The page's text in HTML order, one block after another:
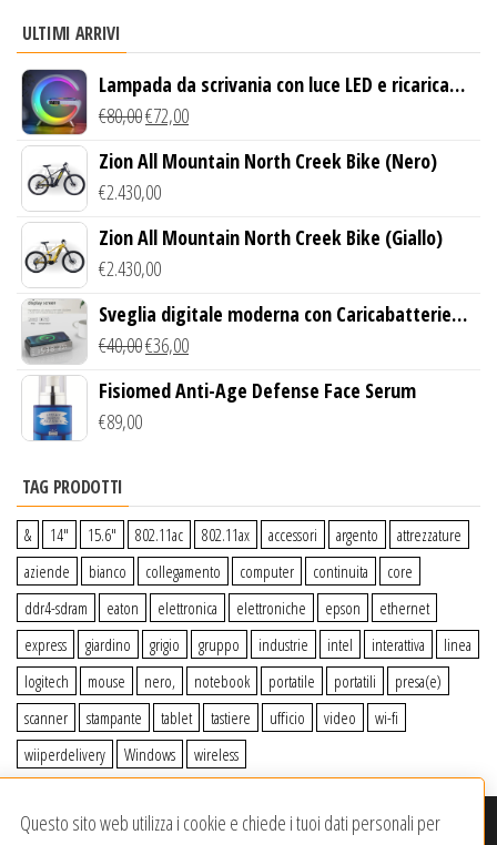
ULTIMI ARRIVI
Lampada da scrivania con luce LED e ricarica
wireless
€80,00€72,00
Zion All Mountain North Creek Bike (Nero)
€2.430,00
Zion All Mountain North Creek Bike (Giallo)
€2.430,00
Sveglia digitale moderna con Caricabatterie
Wireless Qi
€40,00€36,00
Fisiomed Anti-Age Defense Face Serum
€89,00
TAG PRODOTTI
& 14″ 15.6″ 802.11ac 802.11ax accessori argento
attrezzature
aziende
bianco collegamento computer continuita
core
ddr4-sdram
eaton elettronica elettroniche epson
ethernet
express
giardino grigio gruppo industrie intel interattiva
linea
logitech
mouse nero, notebook portatile portatili
presa(e)
scanner
stampante tablet tastiere ufficio video
wi-fi
wiiperdelivery
Windows wireless
© 2020-2023Wiiper Store . Tutti i diritti riservati|Offerto da:
Questo sito web utilizza i cookie e chiede i tuoi dati personali per